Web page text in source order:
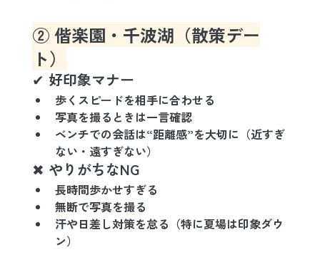
② 偕楽園・千波湖（散策デー
ト）
✔ 好印象マナー
歩くスピードを相手に合わせる
写真を撮るときは一言確認
ベンチでの会話は“距離感”を大切に （近すぎ
ない・遠すぎない）
✖ やりがちなNG
長時間歩かせすぎる
無断で写真を撮る
汗や日差し対策を怠る（特に夏場は印象ダウ
ン）